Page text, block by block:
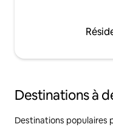
Destinations à
Destinations populaires